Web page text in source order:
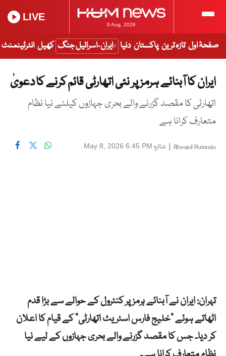
9 Aug, 2026
LIVE
صفحۂ اول تازہ ترین پاکستان دنیا ایران-اسرائیل جنگ کھیل انٹرٹینمنٹ
ایران کا آبنائے ہرمز پر نئی اتھارٹی قائم کرنے کا دعویٰ
اتھارٹی کا مقصد گزرنے والے بحری جہازوں کیلئے نیا نظام
متعارف کرانا ہے
Ahmed Hussain
| شائع May 8, 2026 6:45 PM
تہران: ایران نے آبنائے ہرمز پر کنٹرول کے حوالے سے بڑا قدم
اٹھاتے ہوئے “خلیج فارس اسٹریٹ اتھارٹی” کے قیام کا اعلان
کر دیا۔ جس کا مقصد گزرنے والے بحری جہازوں کے لیے نیا